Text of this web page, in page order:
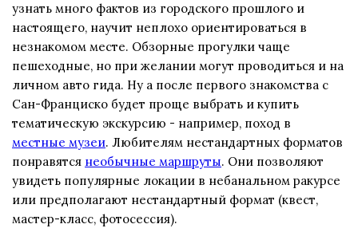
узнать много фактов из городского прошлого и
настоящего, научит неплохо ориентироваться в
незнакомом месте. Обзорные прогулки чаще
пешеходные, но при желании могут проводиться и на
личном авто гида. Ну а после первого знакомства с
Сан-Франциско будет проще выбрать и купить
тематическую экскурсию - например, поход в
местные музеи. Любителям нестандартных форматов
понравятся необычные маршруты. Они позволяют
увидеть популярные локации в небанальном ракурсе
или предполагают нестандартный формат (квест,
мастер-класс, фотосессия).